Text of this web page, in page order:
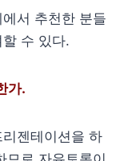
서 추천한 분들
수 있다.
가.
젠테이션을 하